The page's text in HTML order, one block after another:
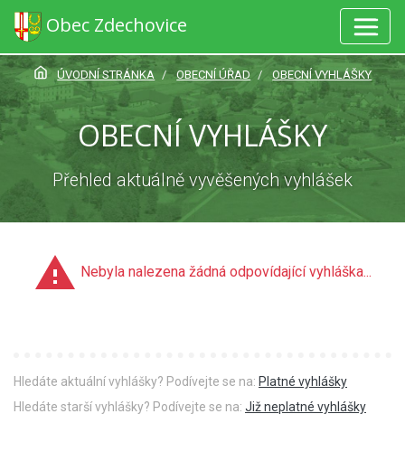
Obec Zdechovice
ÚVODNÍ STRÁNKA OBECNÍ ÚŘAD OBECNÍ VYHLÁŠKY
OBECNÍ VYHLÁŠKY
Přehled aktuálně vyvěšených vyhlášek
Nebyla nalezena žádná odpovídající vyhláška...
Hledáte aktuální vyhlášky? Podívejte se na: Platné vyhlášky
Hledáte starší vyhlášky? Podívejte se na: Již neplatné vyhlášky